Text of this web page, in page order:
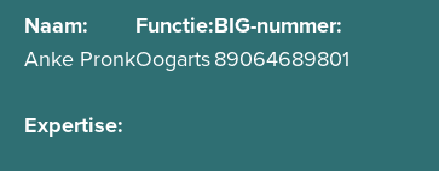
Naam:
Anke Pronk
Functie:
Oogarts
BIG-nummer:
89064689801
Expertise: